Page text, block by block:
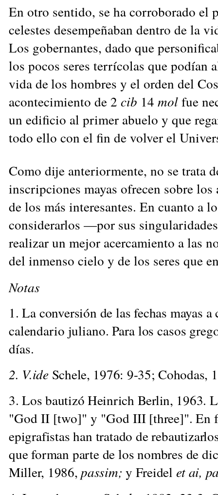
En otro sentido, se ha corroborado el
celestes desempeñaban dentro de la
Los gobernantes, dado que
los pocos seres terrícolas que podían
vida de los hombres y el orden del
acontecimiento de 2 cib 14 molfue
un edificio al primer abuelo y que
todo ello con el fin de volver el
Como dije anteriormente, no se trata
inscripciones mayas ofrecen sobre
de los más interesantes. En cuanto a
considerarlos —por sus
realizar un mejor acercamiento a las
del inmenso cielo y de los seres que
Notas
1. La conversión de las fechas mayas
calendario juliano. Para los casos
días.
2. V.ide Schele, 1976: 9-35; Cohodas,
3. Los bautizó Heinrich Berlin, 1963.
"God II [two]" y "GodIII [three]". En
epigrafistas han tratado de
que forman parte de los nombres de
Miller, 1986,passim;y Freidel et ai,